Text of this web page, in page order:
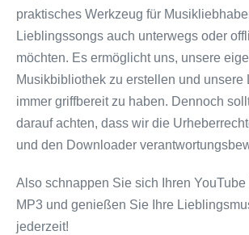
praktisches Werkzeug für
Lieblingssongs auch unterwegs oder
möchten. Es ermöglicht uns, unsere
Musikbibliothek zu erstellen und unsere
immer griffbereit zu haben. Dennoch
darauf achten, dass wir die
und den Downloader
Also schnappen Sie sich Ihren
MP3 und genießen Sie Ihre
jederzeit!